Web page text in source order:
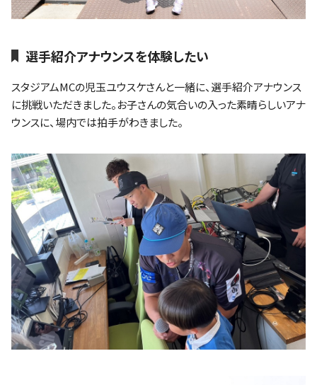
選手紹介アナウンスを体験したい
スタジアムMCの児玉ユウスケさんと一緒に、選手紹介アナウンス
に挑戦いただきました。お子さんの気合いの入った素晴らしいアナ
ウンスに、場内では拍手がわきました。